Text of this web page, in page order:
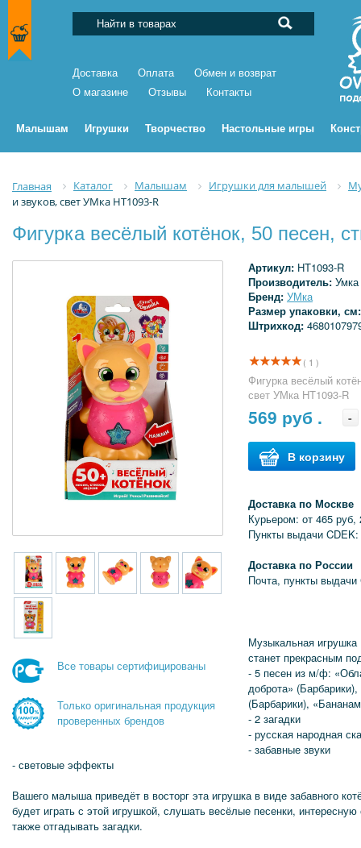
Доставка Оплата
Обмен и возврат
О магазине
Отзывы Контакты
Малышам Игрушки Творчество Настольные игры
Главная Каталог Малышам Игрушки для малышей
и звуков, свет УМка HT1093-R
Фигурка весёлый котёнок, 50 песен,
Все товары сертифицированы
Только оригинальная продукция
проверенных брендов
Артикул: HT1093-R
Производитель: Умка
Бренд: УМка
Размер упаковки,
Штрихкод:
( 1 )
Фигурка весёлый
свет УМка HT1093-R
569 руб . -
В корзину
Доставка по Москве
Курьером: от 465 руб,
Пункты выдачи
Доставка по России
Почта, пункты выдачи
Музыкальная
станет прекрасным
- 5 песен из м/ф:
доброта»
(Барбарики),
- 2 загадки
- русская народная
- забавные звуки
- световые эффекты
Вашего малыша приведёт в восторг эта игрушка в виде забавного
будет играть с этой игрушкой, слушать весёлые песенки, интересную
также отгадывать загадки.